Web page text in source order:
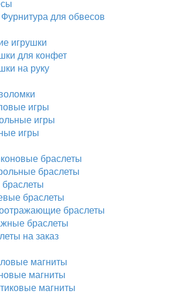
Фурнитура для обвесов
игрушки
для конфет
на руку
игры
игры
игры
браслеты
браслеты
браслеты
браслеты
браслеты
на заказ
магниты
магниты
магниты